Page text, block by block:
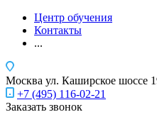
Центр обучения
Контакты
...
Москва ул. Каширское шоссе
+7 (495) 116-02-21
Заказать звонок